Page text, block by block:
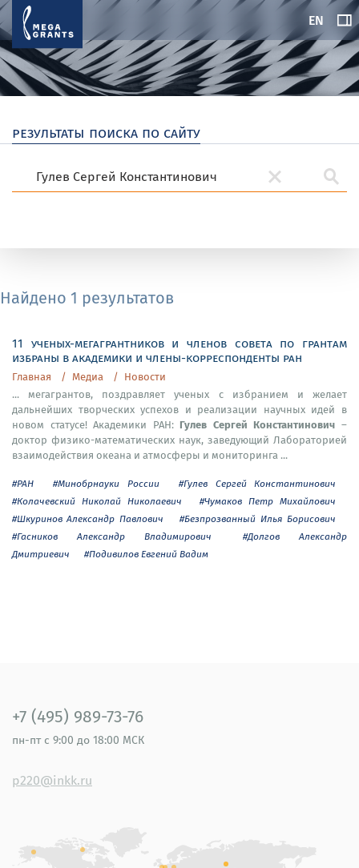
EN
результаты поиска по сайту
Найдено 1 результатов
11 ученых-мегагрантников и членов совета по грантам
избраны в академики и члены-корреспонденты ран
Главная Медиа
Новости
... мегагрантов, поздравляет ученых с избранием и желает
дальнейших творческих успехов и реализации научных идей в
новом статусе! Академики РАН: Гулев Сергей Константинович –
доктор физико-математических наук, заведующий Лабораторией
взаимодействия океана и атмосферы и мониторинга ...
#РАН #Минобрнауки России
#Гулев Сергей Константинович
#Колачевский Николай Николаевич
#Чумаков Петр Михайлович
#Шкуринов Александр Павлович
#Безпрозванный Илья Борисович
#Гасников Александр Владимирович
#Долгов Александр
Дмитриевич
#Подивилов Евгений Вадим
+7 (495) 989-73-76
пн-пт с 9:00 до 18:00 МСК
p220@inkk.ru